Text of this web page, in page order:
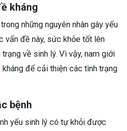
kháng
những nguyên nhân gây yếu
vấn đề này, sức khỏe tốt lên
về sinh lý. Vì vậy, nam giới
để cải thiện các tình trạng
bệnh
yếu sinh lý có tự khỏi được